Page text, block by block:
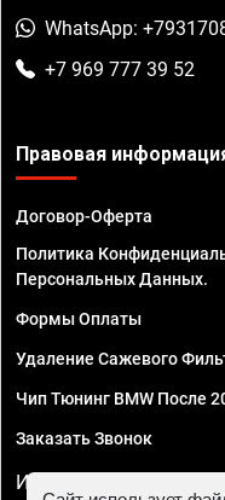
WhatsApp:
+7 969 777 39 52
Правовая
Договор-Оферта
Политика
Персональных Данных.
Формы Оплаты
Удаление Сажевого
Чип Тюнинг BMW После
Заказать Звонок
ИП Смирнов Георгий